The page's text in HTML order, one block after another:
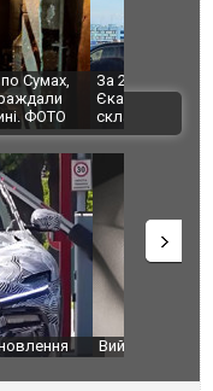
з Україною: в
загорівся
"Мої
легендарного